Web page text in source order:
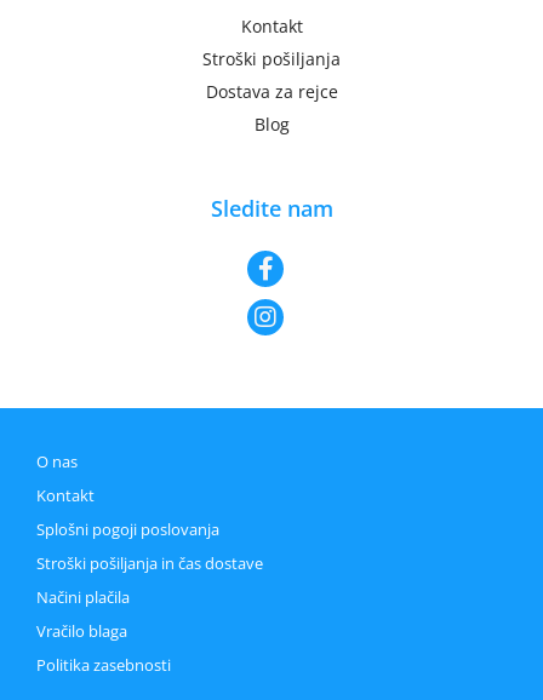
Kontakt
Stroški pošiljanja
Dostava za rejce
Blog
Sledite nam
O nas
Kontakt
Splošni pogoji poslovanja
Stroški pošiljanja in čas dostave
Načini plačila
Vračilo blaga
Politika zasebnosti